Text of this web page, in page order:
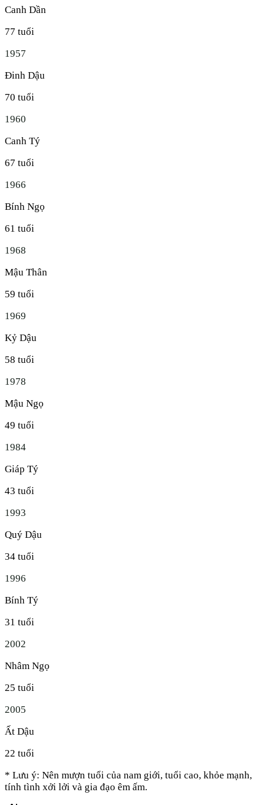
Canh Dần
77 tuổi
1957
Đinh Dậu
70 tuổi
1960
Canh Tý
67 tuổi
1966
Bính Ngọ
61 tuổi
1968
Mậu Thân
59 tuổi
1969
Kỷ Dậu
58 tuổi
1978
Mậu Ngọ
49 tuổi
1984
Giáp Tý
43 tuổi
1993
Quý Dậu
34 tuổi
1996
Bính Tý
31 tuổi
2002
Nhâm Ngọ
25 tuổi
2005
Ất Dậu
22 tuổi
* Lưu ý: Nên mượn tuổi của nam giới, tuổi cao, khỏe mạnh,
tính tình xởi lởi và gia đạo êm ấm.